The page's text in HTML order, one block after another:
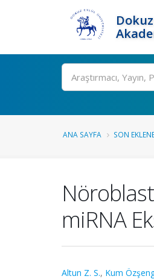
Ara
ANA SAYFA SON
miRNA
Altun Z. S., Kum